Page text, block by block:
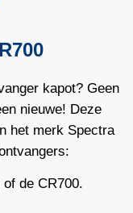
kapot? Geen
nieuwe! Deze
het merk Spectra
de CR700.